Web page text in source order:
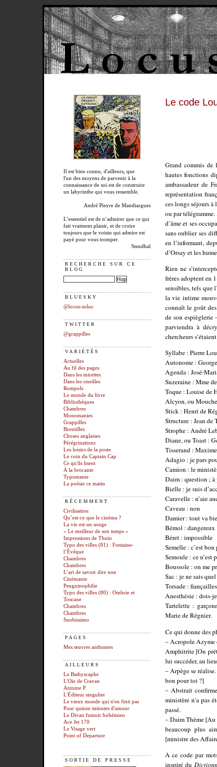
Il est bien connu, d'ailleurs, que
l'un des moyens de parvenir à la
connaissance de soi est de construire
un labyrinthe qui vous ressemble.
André Pieyre de Mandiargues
L’essentiel est de n’admirer que ce qui
fait vraiment plaisir, et de croire
toujours que le voisin qui admire est
payé pour vous tromper.
Stendhal
RECHERCHE SUR CE
BLOG
BLUESKY
@locus-solus
TWITTER
@grappilles
VARIÉTÉS
Actuelles
Au fil des pages
Dans les mirettes
Dans les oneilles
Rompols
Le monde du livre
Bibliothèques
Chambres
Monomanies
Grappilles
Broutilles
Choses anglaises
Pérégrinations
Les loisirs de la poste
Le coin du Captain Cap
Ce qu'ils lisent
À la brocante
Typomanie
La poésie ce matin
RÉCEMMENT
Civilisation
Qu’est-ce que le cinéma ?
La vie est un songe
« Le meilleur de son temps »
Impressions de Thuin
Typo des villes (81) : Fontaine-
l’Évêque
Chambres
Chambres
L’art de savoir dire non
Cinémanie
Penguinophilie
Typo des villes (80) : Ombrie et
Toscane
Chambres
Chambres
Snobissimo
PAGES
Mes œuvres anthumes
AILLEURS
Le Bathyscaphe
L'Oie de Cravan
Antoine P.
L'Éditeur singulier
Le vieux monde qui n'en finit pas
Pour quinze minutes d'amour
Le Divan fumoir bohémien
Ace Jet 170
Le Visage vert
Point of Departure
SORTIE DE PRESSE
Le code
Grand commis de
hautes fonctions
ambassadeur de
représentation
ces longs séjours
ou par
d’âme et ses
sans oublier ses
en l’informant,
d’Orsay et les
Rien ne
frères adoptent en
sensibles, tels que
la vie intime
connaît le goût
de son espièglerie
parviendra à
chercheurs
Syllabe : Pierre
Autonome :
Agenda : José-
Suzeraine : Mme
Toque : Louise de
Alcyon, ou
Stick : Henri de
Structure : Jean de
Strophe : André
Diane, ou Toast :
Tisserand :
Adagio : je pars
Camion : le
Daim : question ;
Bielle : je suis
Caravelle : n’aie
Caveau : non
Damier : tout va
Bémol : dangereux
Béret : impossible
Semelle : c’est
Semoule : ce n’est
Boussole : on me
Sac : je ne sais
Torsade : fiançailles
Anesthésie : dois-
Tartelette :
Marie de Régnier.
Ce qui donne des
– Acropole Azyme
Amphitrite [On
lui succéder, au
– Arpège se
bon pour toi ?]
– Abstrait
ministère n’a pas
passé.
– Daim Thème
beaucoup plus
[ministre des
À ce code par
inspiré du